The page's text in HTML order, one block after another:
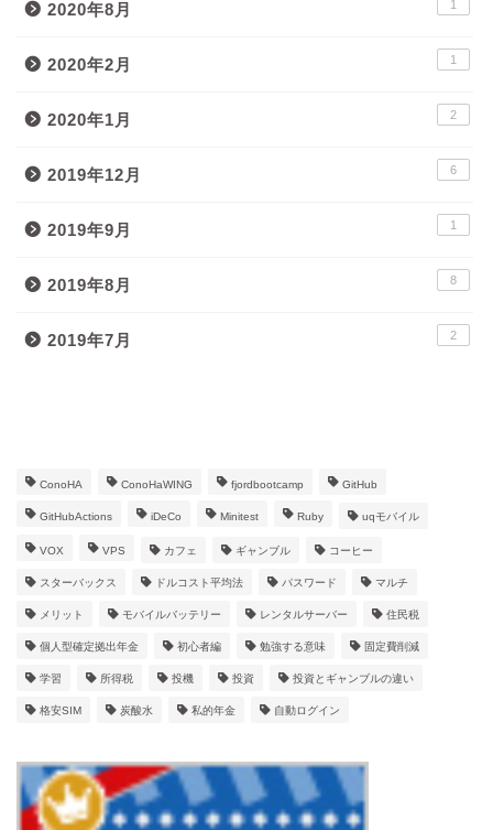
2020年8月 1
2020年2月 1
2020年1月 2
2019年12月 6
2019年9月 1
2019年8月 8
2019年7月 2
ConoHA ConoHaWING fjordbootcamp GitHub
GitHubActions iDeCo Minitest Ruby uqモバイル
VOX VPS カフェ ギャンブル コーヒー
スターバックス ドルコスト平均法 パスワード マルチ
メリット モバイルバッテリー レンタルサーバー 住民税
個人型確定拠出年金 初心者編 勉強する意味 固定費削減
学習 所得税 投機 投資 投資とギャンブルの違い
格安SIM 炭酸水 私的年金 自動ログイン